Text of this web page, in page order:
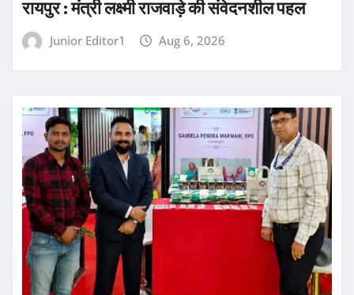
रायपुर : मंत्री लक्ष्मी राजवाड़े की संवेदनशील पहल
Junior Editor1 Aug 6, 2026